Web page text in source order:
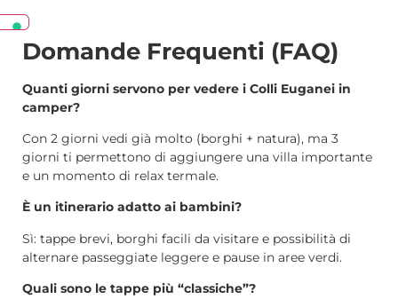
Domande Frequenti (FAQ)
Quanti giorni servono per vedere i Colli Euganei in
camper?
Con 2 giorni vedi già molto (borghi + natura), ma 3
giorni ti permettono di aggiungere una villa importante
e un momento di relax termale.
È un itinerario adatto ai bambini?
Sì: tappe brevi, borghi facili da visitare e possibilità di
alternare passeggiate leggere e pause in aree verdi.
Quali sono le tappe più “classiche”?